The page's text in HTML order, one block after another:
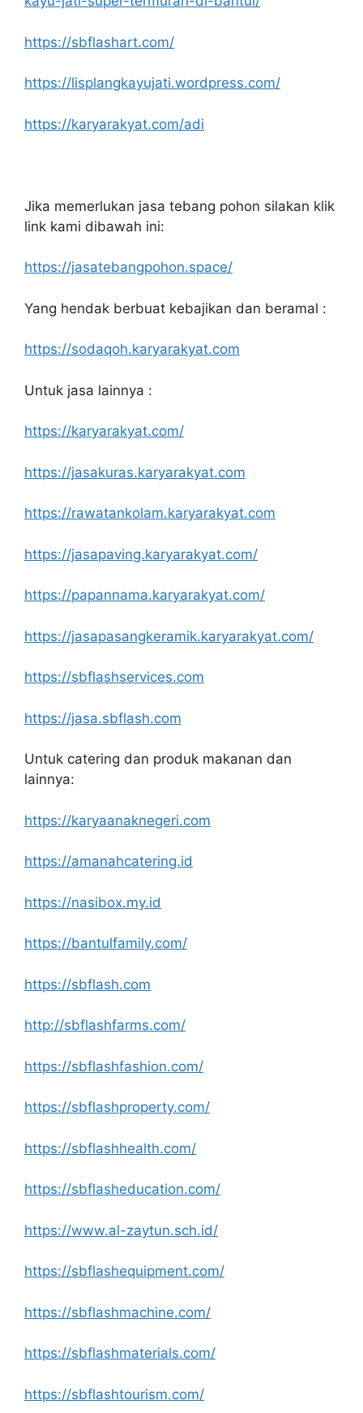
https://sbflashart.com/
https://lisplangkayujati.wordpress.com/
https://karyarakyat.com/adi
Jika memerlukan jasa tebang pohon silakan klik
link kami dibawah ini:
https://jasatebangpohon.space/
Yang hendak berbuat kebajikan dan beramal :
https://sodaqoh.karyarakyat.com
Untuk jasa lainnya :
https://karyarakyat.com/
https://jasakuras.karyarakyat.com
https://rawatankolam.karyarakyat.com
https://jasapaving.karyarakyat.com/
https://papannama.karyarakyat.com/
https://jasapasangkeramik.karyarakyat.com/
https://sbflashservices.com
https://jasa.sbflash.com
Untuk catering dan produk makanan dan
lainnya:
https://karyaanaknegeri.com
https://amanahcatering.id
https://nasibox.my.id
https://bantulfamily.com/
https://sbflash.com
http://sbflashfarms.com/
https://sbflashfashion.com/
https://sbflashproperty.com/
https://sbflashhealth.com/
https://sbflasheducation.com/
https://www.al-zaytun.sch.id/
https://sbflashequipment.com/
https://sbflashmachine.com/
https://sbflashmaterials.com/
https://sbflashtourism.com/